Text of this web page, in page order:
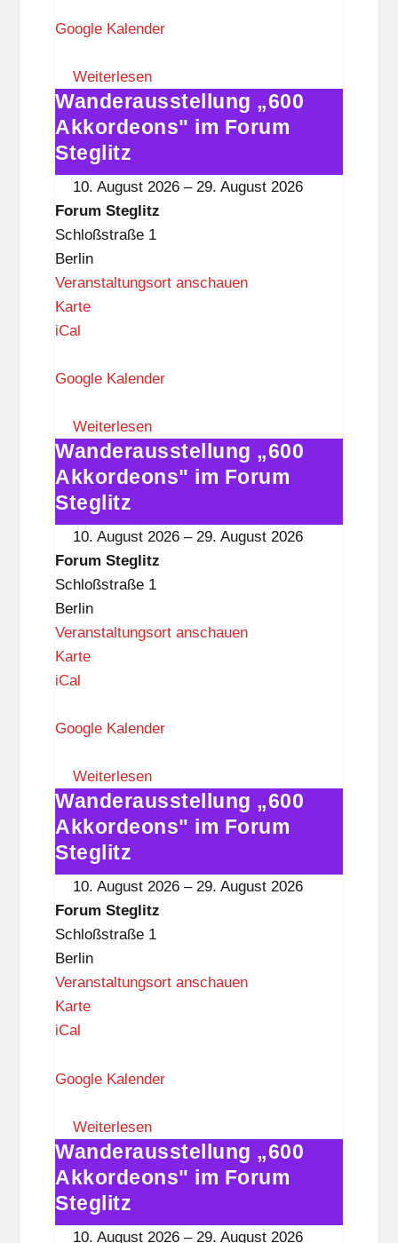
u
S
t
e
g
l
i
t
z
Google Kalender
Weiterlesen
Wanderausstellung
„600
Akkordeons"
im
Forum
Steglitz
Wanderausstellung „600
Akkordeons" im Forum
Steglitz
10. August 2026 – 29. August 2026
Forum Steglitz
Schloßstraße 1
Berlin
Veranstaltungsort anschauen
KarteF
u
S
t
e
g
l
i
t
z
iCal
Google Kalender
Weiterlesen
Wanderausstellung
„600
Akkordeons"
im
Forum
Steglitz
Wanderausstellung „600
Akkordeons" im Forum
Steglitz
10. August 2026 –29. August 2026
Forum Steglitz
Schloßstraße 1
Berlin
Veranstaltungsort anschauen
KarteF
u
S
t
e
g
l
i
t
z
iCal
Google Kalender
Weiterlesen
Wanderausstellung
„600
Akkordeons"
im
Forum
Steglitz
Wanderausstellung „600
Akkordeons" im Forum
Steglitz
10. August 2026 –29. August 2026
Forum Steglitz
Schloßstraße 1
Berlin
Veranstaltungsort anschauen
KarteF
u
S
t
e
g
l
iCal
Google Kalender
Weiterlesen
Wanderausstellung
„600
Akkordeons"
im
Wanderausstellung „600
Akkordeons" im Forum
Steglitz
10. August 2026 –29. August 2026